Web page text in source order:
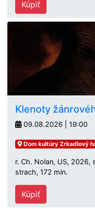
Kúpiť
Klenoty
09.08.2026 | 19:00
Dom kultúry Zrkadlový
r. Ch. Nolan, US, 2026,
strach, 172 min.
Kúpiť